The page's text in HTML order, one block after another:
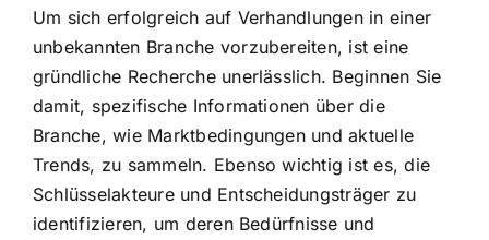
Um sich erfolgreich auf Verhandlungen in einer
unbekannten Branche vorzubereiten, ist eine
gründliche Recherche unerlässlich. Beginnen Sie
damit, spezifische Informationen über die
Branche, wie Marktbedingungen und aktuelle
Trends, zu sammeln. Ebenso wichtig ist es, die
Schlüsselakteure und Entscheidungsträger zu
identifizieren, um deren Bedürfnisse und